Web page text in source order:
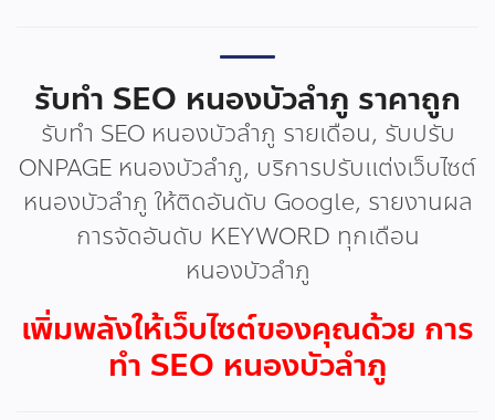
รับทำ SEO หนองบัวลำภู ราคาถูก
รับทำ SEO หนองบัวลำภู รายเดือน, รับปรับ
ONPAGE หนองบัวลำภู, บริการปรับแต่งเว็บไซต์
หนองบัวลำภู ให้ติดอันดับ Google, รายงานผล
การจัดอันดับ KEYWORD ทุกเดือน
หนองบัวลำภู
เพิ่มพลังให้เว็บไซต์ของคุณด้วย การ
ทำ SEO หนองบัวลำภู